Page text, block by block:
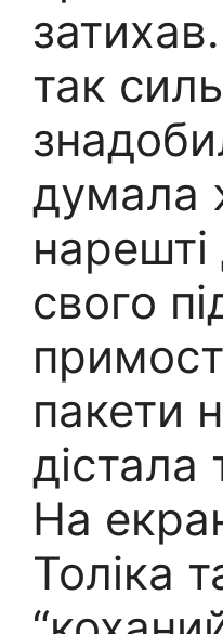
так
думала
свого
пакети
дістала
На
Толіка